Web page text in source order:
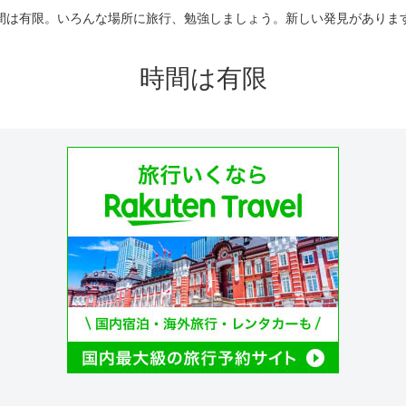
は有限。いろんな場所に旅行、勉強しましょう。新しい発見がありま
時間は有限